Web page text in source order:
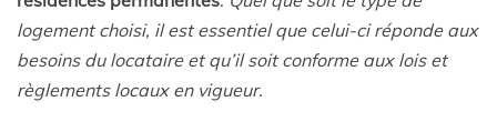
logement choisi, il est essentiel que celui-ci réponde aux
besoins du locataire et qu’il soit conforme aux lois et
règlements locaux en vigueur.